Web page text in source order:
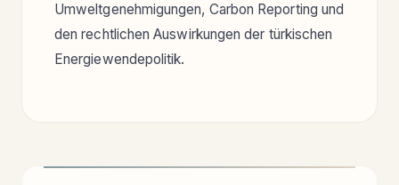
Umweltgenehmigungen, Carbon Reporting und
den rechtlichen Auswirkungen der türkischen
Energiewendepolitik.